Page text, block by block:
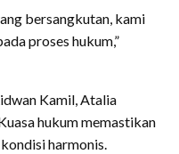
bersangkutan, kami
proses hukum,”
Kamil, Atalia
hukum memastikan
harmonis.